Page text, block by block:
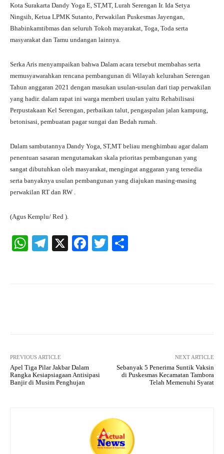
Kota Surakarta Dandy Yoga E, ST,MT, Lurah Serengan Ir. Ida Setya
Ningsih, Ketua LPMK Sutanto, Perwakilan Puskesmas Jayengan,
Bhabinkamtibmas dan seluruh Tokoh mayarakat, Toga, Toda serta
masyarakat dan Tamu undangan lainnya.
Serka Aris menyampaikan bahwa Dalam acara tersebut membahas serta
memusyawarahkan rencana pembangunan di Wilayah kelurahan Serengan
Tahun anggaran 2021 dengan masukan usulan-usulan dari tiap perwakilan
yang hadir. dalam rapat ini warga memberi usulan yaitu Rehabilisasi
Perpustakaan Kel Serengan, perbaikan talut, pengaspalan jalan kampung,
betonisasi, pembuatan pagar sungai dan Bedah rumah.
Dalam sambutannya Dandy Yoga, ST,MT beliau menghimbau agar dalam
penentuan sasaran mengutamakan skala prioritas pembangunan yang
sangat dibutuhkan oleh masyarakat, mengingat anggaran yang tersedia
serta banyaknya usulan pembangunan yang diajukan masing-masing
perwakilan RT dan RW .
(Agus Kemplu/ Red ).
W Te X
Fa T
PREVIOUS ARTICLE
Apel Tiga Pilar Jakbar Dalam
Rangka Kesiapsiagaan Antisipasi
Banjir di Musim Penghujan
NEXT ARTICLE
Sebanyak 5 Penerima Suntik Vaksin
di Puskesmas Kecamatan Tambora
Telah Memenuhi Syarat